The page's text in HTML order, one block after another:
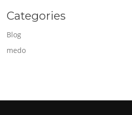
Categories
Blog
medo